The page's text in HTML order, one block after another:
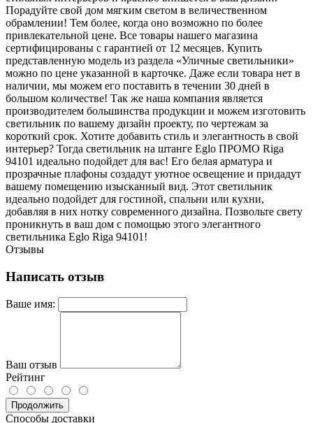
Порадуйте свой дом мягким светом в величественном
обрамлении! Тем более, когда оно возможно по более
привлекательной цене. Все товары нашего магазина
сертифицированы с гарантией от 12 месяцев. Купить
представленную модель из раздела «Уличные светильники»
можно по цене указанной в карточке. Даже если товара нет в
наличии, мы можем его поставить в течении 30 дней в
большом количестве! Так же наша компания является
производителем большинства продукции и можем изготовить
светильник по вашему дизайн проекту, по чертежам за
короткий срок. Хотите добавить стиль и элегантность в свой
интерьер? Тогда светильник на штанге Eglo ПРОМО Riga
94101 идеально подойдет для вас! Его белая арматура и
прозрачные плафоны создадут уютное освещение и придадут
вашему помещению изысканный вид. Этот светильник
идеально подойдет для гостиной, спальни или кухни,
добавляя в них нотку современного дизайна. Позвольте свету
проникнуть в ваш дом с помощью этого элегантного
светильника Eglo Riga 94101!
Отзывы
Написать отзыв
Ваше имя:
Ваш отзыв
Рейтинг
Продолжить
Способы доставки